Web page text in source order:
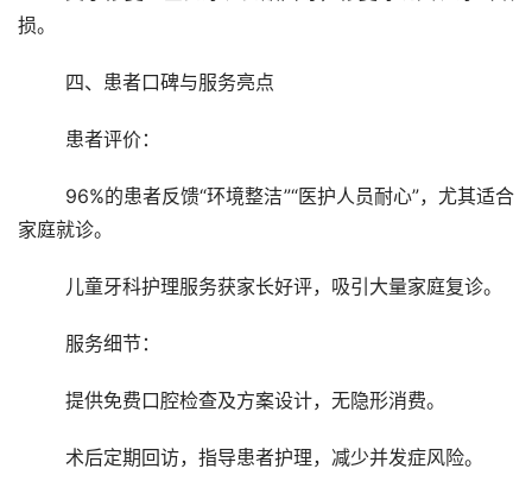
损。
	四、患者口碑与服务亮点
	患者评价：
家庭就诊。
	儿童牙科护理服务获家长好评，吸引大量家庭复诊。
	服务细节：
	提供免费口腔检查及方案设计，无隐形消费。
	术后定期回访，指导患者护理，减少并发症风险。